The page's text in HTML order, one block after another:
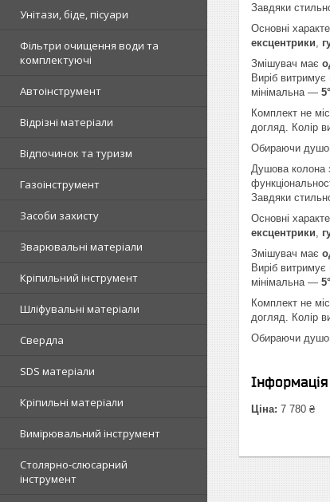
Унітази, біде, пісуари
Фільтри очищення води та
комплектуючі
Автоінструмент
Відрізні матеріали
Відпочинок та туризм
Газоінструмент
Засоби захисту
Зварювальні матеріали
Кріпильний інструмент
Шліфувальні матеріали
Свердла
SDS матеріали
Кріпильні матеріали
Вимірювальний інструмент
Столярно-слюсарний
інструмент
Завдяки
Основні
ексцентрики,
Змішувач має
Виріб витримує
мінімальна —
Комплект не
догляд. Колір
Обираючи
Душова колона
Завдяки
Основні
ексцентрики,
Змішувач має
Виріб витримує
мінімальна —
Комплект не
догляд. Колір
Обираючи
Ціна: 7 780 ₴